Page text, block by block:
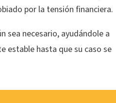
por la tensión financiera.
sea necesario, ayudándole a
estable hasta que su caso se